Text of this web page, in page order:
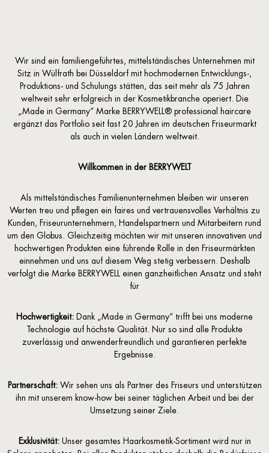
Wir sind ein familiengeführtes, mittelständisches Unternehmen mit
Sitz in Wülfrath bei Düsseldorf mit hochmodernen Entwicklungs-,
Produktions- und Schulungs stätten, das seit mehr als 75 Jahren
weltweit sehr erfolgreich in der Kosmetikbranche operiert. Die
„Made in Germany“ Marke BERRYWELL® professional haircare
ergänzt das Portfolio seit fast 20 Jahren im deutschen Friseurmarkt
als auch in vielen Ländern weltweit.
Willkommen in der BERRYWELT
Als mittelständisches Familienunternehmen bleiben wir unseren
Werten treu und pflegen ein faires und vertrauensvolles Verhältnis zu
Kunden, Friseurunternehmern, Handelspartnern und Mitarbeitern rund
um den Globus. Gleichzeitig möchten wir mit unseren innovativen und
hochwertigen Produkten eine führende Rolle in den Friseurmärkten
einnehmen und uns auf diesem Weg stetig verbessern. Deshalb
verfolgt die Marke BERRYWELL einen ganzheitlichen Ansatz und steht
für
Hochwertigkeit: Dank „Made in Germany“ trifft bei uns moderne
Technologie auf höchste Qualität. Nur so sind alle Produkte
zuverlässig und anwenderfreundlich und garantieren perfekte
Ergebnisse.
Partnerschaft: Wir sehen uns als Partner des Friseurs und unterstützen
ihn mit unserem know-how bei seiner täglichen Arbeit und bei der
Umsetzung seiner Ziele.
Exklusivität:Unser gesamtes Haarkosmetik-Sortiment wird nur in